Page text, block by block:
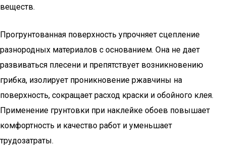
веществ.
Прогрунтованная поверхность упрочняет сцепление
разнородных материалов с основанием. Она не дает
развиваться плесени и препятствует возникновению
грибка, изолирует проникновение ржавчины на
поверхность, сокращает расход краски и обойного клея.
Применение грунтовки при наклейке обоев повышает
комфортность и качество работ и уменьшает
трудозатраты.